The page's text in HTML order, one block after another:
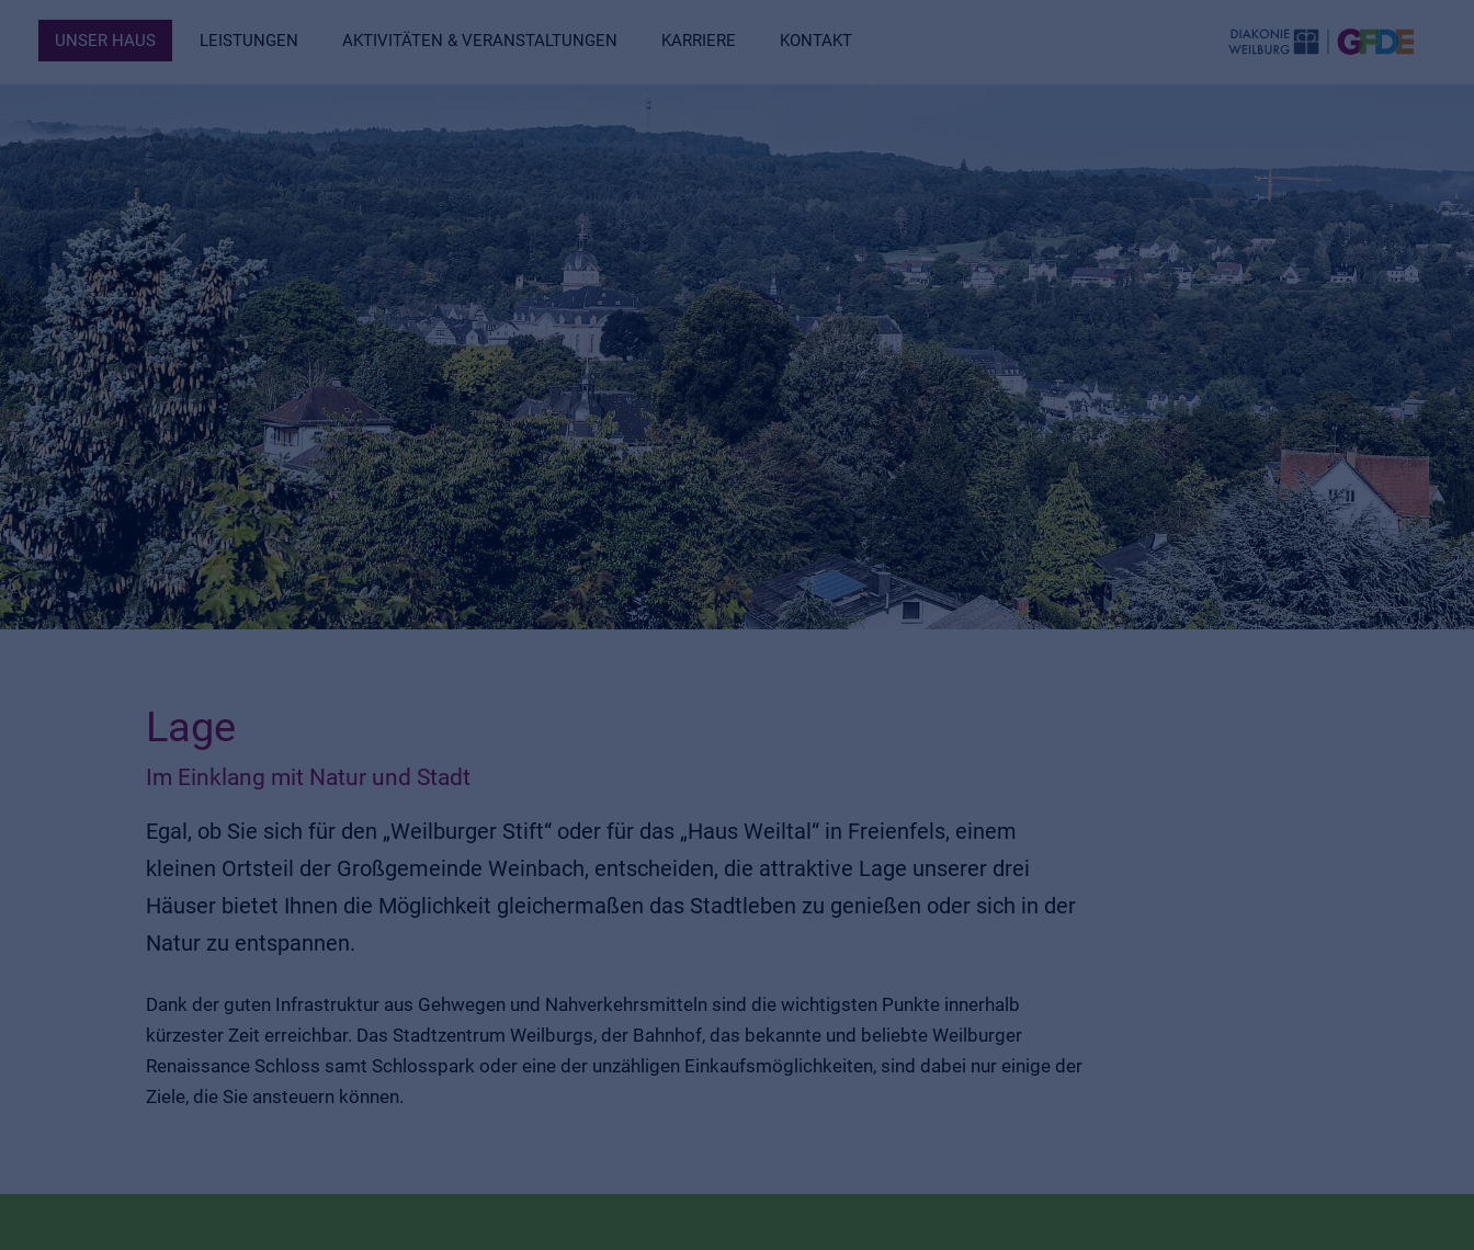
UNSER HAUS LEISTUNGEN AKTIVITÄTEN & VERANSTALTUNGEN KARRIERE KONTAKT
Lage
Im Einklang mit Natur und Stadt
Egal, ob Sie sich für den „Weilburger Stift“ oder für das „Haus Weiltal“ in Freienfels, einem
kleinen Ortsteil der Großgemeinde Weinbach, entscheiden, die attraktive Lage unserer drei
Häuser bietet Ihnen die Möglichkeit gleichermaßen das Stadtleben zu genießen oder sich in der
Natur zu entspannen.
Dank der guten Infrastruktur aus Gehwegen und Nahverkehrsmitteln sind die wichtigsten Punkte innerhalb
kürzester Zeit erreichbar. Das Stadtzentrum Weilburgs, der Bahnhof, das bekannte und beliebte Weilburger
Renaissance Schloss samt Schlosspark oder eine der unzähligen Einkaufsmöglichkeiten, sind dabei nur einige der
Ziele, die Sie ansteuern können.